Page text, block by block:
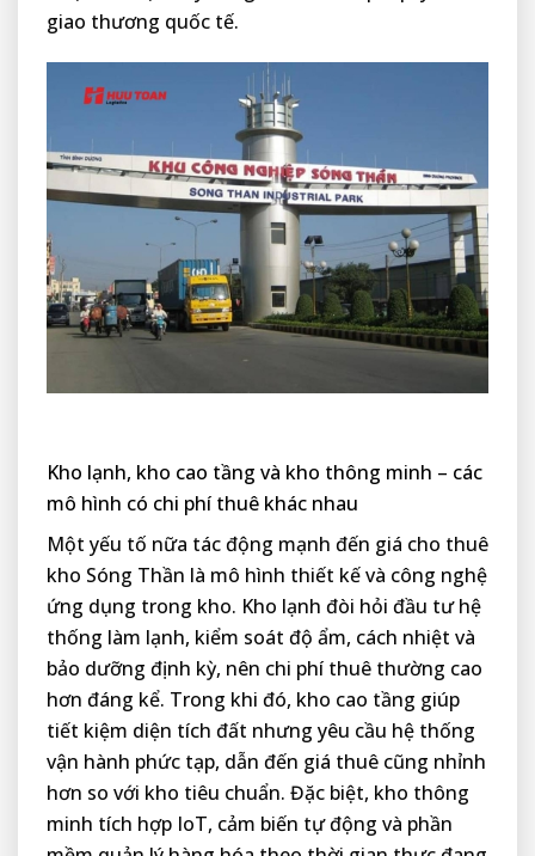
giao thương quốc tế.
Kho lạnh, kho cao tầng và kho thông minh – các
mô hình có chi phí thuê khác nhau
Một yếu tố nữa tác động mạnh đến giá cho thuê
kho Sóng Thần là mô hình thiết kế và công nghệ
ứng dụng trong kho. Kho lạnh đòi hỏi đầu tư hệ
thống làm lạnh, kiểm soát độ ẩm, cách nhiệt và
bảo dưỡng định kỳ, nên chi phí thuê thường cao
hơn đáng kể. Trong khi đó, kho cao tầng giúp
tiết kiệm diện tích đất nhưng yêu cầu hệ thống
vận hành phức tạp, dẫn đến giá thuê cũng nhỉnh
hơn so với kho tiêu chuẩn. Đặc biệt, kho thông
minh tích hợp IoT, cảm biến tự động và phần